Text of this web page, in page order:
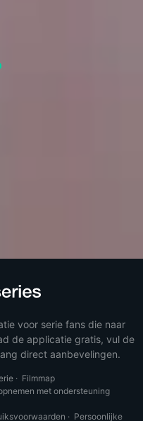
voor serie fans die naar
de applicatie gratis, vul de
direct aanbevelingen.
· Filmmap
met ondersteuning
· Persoonlijke